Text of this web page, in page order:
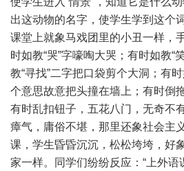
出这动物的名字，使学生学到这个
课堂上就象马戏团里的小丑一样，
时如教“哭”字嚎啕大哭；有时如教“
教“寻找”二字把口袋剪个大洞；有
个意思故意把头撞在墙上；有时倒
有时乱扣钮子，五花八门，无奇不
瘴气，庸俗不堪，那里还象社会主
课，学生昏昏沉沉，松松垮垮，好
家一样。同学们纷纷反应：“上外